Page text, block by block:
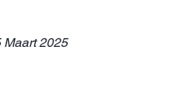
Maart 2025